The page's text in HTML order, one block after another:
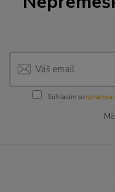
Súhlasím so